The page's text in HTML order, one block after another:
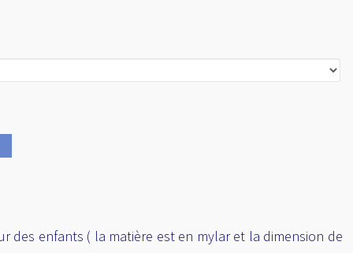
des enfants ( la matière est en mylar et la dimension de